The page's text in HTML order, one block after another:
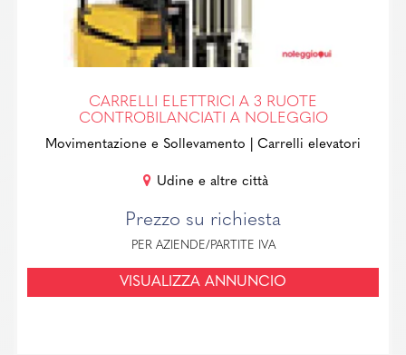
CARRELLI ELETTRICI A 3 RUOTE
CONTROBILANCIATI A NOLEGGIO
Movimentazione e Sollevamento | Carrelli elevatori
Udine e altre città
Prezzo su richiesta
PER AZIENDE/PARTITE IVA
VISUALIZZA ANNUNCIO